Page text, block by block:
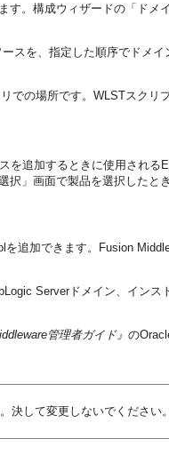
す。構成ウィザードの 「ドメ
スを、指定した順序でドメ
での場所です。WLSTスク
追加するときに使用され
」画面で製品を選択したと
追加できます。Fusion
Serverドメイン、イン
管理者ガイド』 の
決して変更しないでくださ